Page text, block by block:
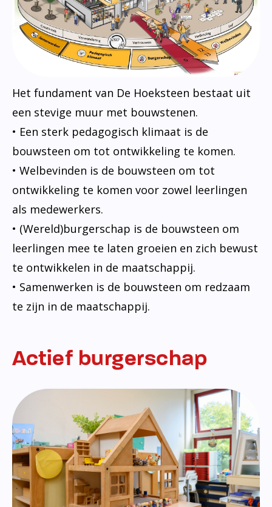
Het fundament van De Hoeksteen bestaat uit
een stevige muur met bouwstenen.
• Een sterk pedagogisch klimaat is de
bouwsteen om tot ontwikkeling te komen.
• Welbevinden is de bouwsteen om tot
ontwikkeling te komen voor zowel leerlingen
als medewerkers.
• (Wereld)burgerschap is de bouwsteen om
leerlingen mee te laten groeien en zich bewust
te ontwikkelen in de maatschappij.
• Samenwerken is de bouwsteen om redzaam
te zijn in de maatschappij.
Actief burgerschap